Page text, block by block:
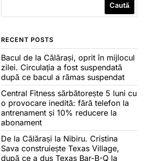
Caută
RECENT POSTS
Bacul de la Călărași, oprit în mijlocul
zilei. Circulația a fost suspendată
după ce bacul a rămas suspendat
Central Fitness sărbătorește 5 luni cu
o provocare inedită: fără telefon la
antrenament și 10% reducere la
abonament
De la Călărași la Nibiru. Cristina
Sava construiește Texas Village,
după ce a dus Texas Bar-B-Q la